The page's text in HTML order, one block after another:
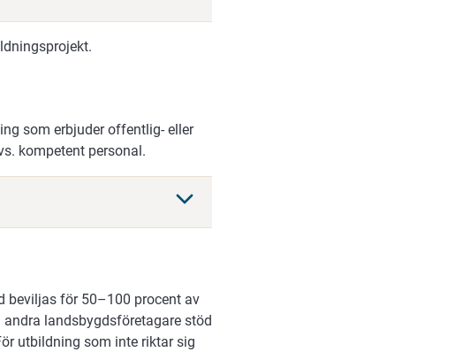
som erbjuder offentlig- eller
kompetent personal.
beviljas för 50–100 procent av
landsbygdsföretagare stöd
utbildning som inte riktar sig